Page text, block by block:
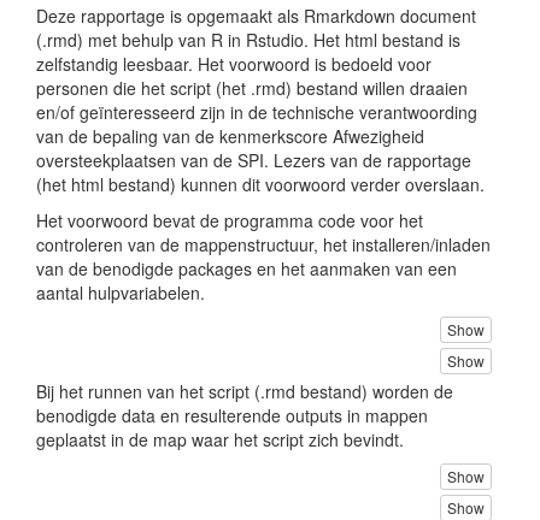
Deze rapportage is opgemaakt als Rmarkdown document
(.rmd) met behulp van R in Rstudio. Het html bestand is
zelfstandig leesbaar. Het voorwoord is bedoeld voor
personen die het script (het .rmd) bestand willen draaien
en/of geïnteresseerd zijn in de technische verantwoording
van de bepaling van de kenmerkscore Afwezigheid
oversteekplaatsen van de SPI. Lezers van de rapportage
(het html bestand) kunnen dit voorwoord verder overslaan.
Het voorwoord bevat de programma code voor het
controleren van de mappenstructuur, het installeren/inladen
van de benodigde packages en het aanmaken van een
aantal hulpvariabelen.
Show
Show
Bij het runnen van het script (.rmd bestand) worden de
benodigde data en resulterende outputs in mappen
geplaatst in de map waar het script zich bevindt.
Show
Show